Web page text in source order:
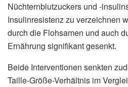
Nüchternblutzuckers und -
Insulinresistenz zu verzeichnen
durch die Flohsamen und auch
Ernährung signifikant gesenkt.
Beide Interventionen senkten
Taille-Größe-Verhältnis im